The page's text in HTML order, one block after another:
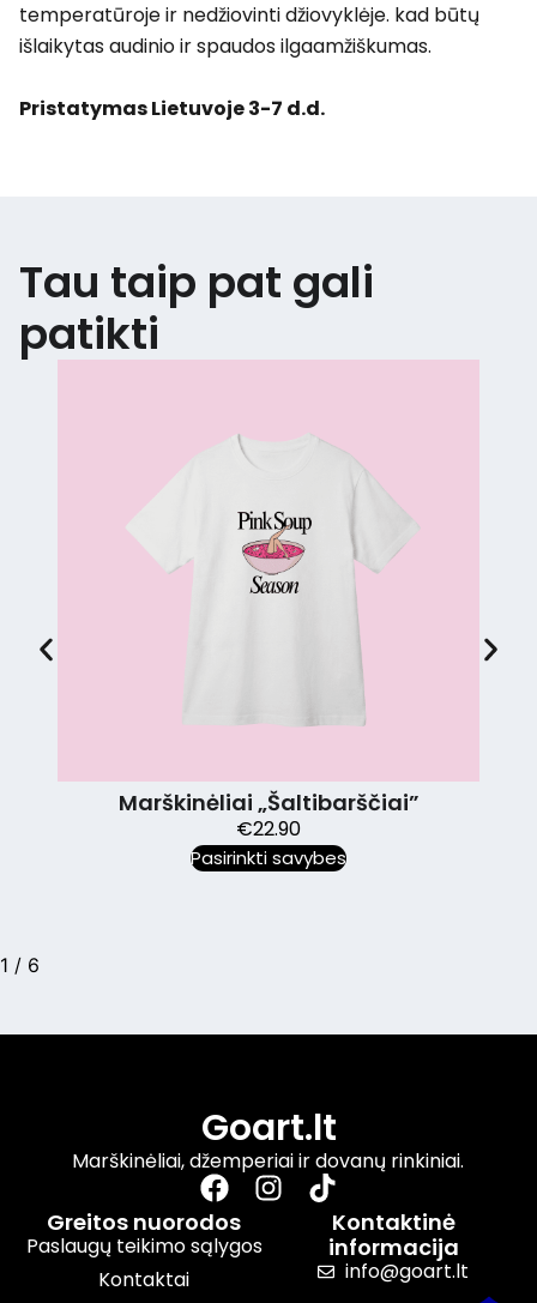
temperatūroje ir nedžiovinti džiovyklėje. kad būtų
išlaikytas audinio ir spaudos ilgaamžiškumas.
Pristatymas Lietuvoje 3-7 d.d.
Tau taip pat gali
patikti
Marškinėliai „Šaltibarščiai”
€22.90
Pasirinkti savybes
1 / 6
Goart.lt
Marškinėliai, džemperiai ir dovanų rinkiniai.
Greitos nuorodos
Paslaugų teikimo sąlygos
Kontaktai
Kontaktinė
informacija
info@goart.lt